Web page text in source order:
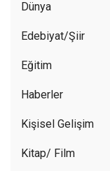
Dünya
Edebiyat/Şiir
Eğitim
Haberler
Kişisel Gelişim
Kitap/ Film